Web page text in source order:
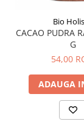
Sindromul
Sistemul digestiv
Sistemul
Bio
CACAO PUDRA
G
54,00
ADAUGA